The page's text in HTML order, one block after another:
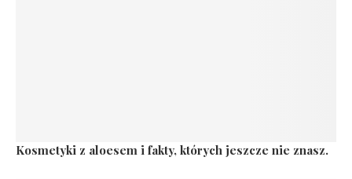
Kosmetyki z aloesem i fakty, których jeszcze nie znasz.